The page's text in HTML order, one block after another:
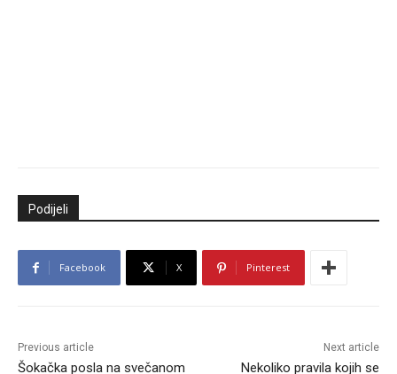
Podijeli
Facebook X Pinterest
Previous article
Šokačka posla na svečanom
Next article
Nekoliko pravila kojih se